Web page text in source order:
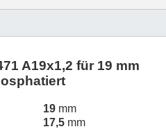
A19x1,2 für 19 mm
19 mm
17,5 mm